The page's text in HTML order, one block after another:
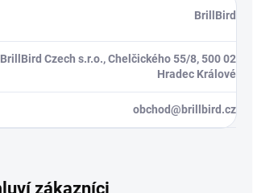
BrillBird
BrillBird Czech s.r.o., Chelčického 55/8, 500 02
Hradec Králové
obchod@brillbird.cz